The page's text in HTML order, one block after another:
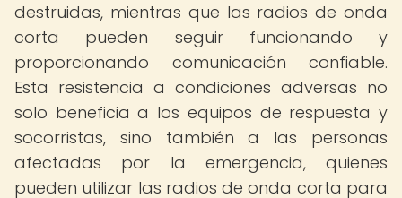
destruidas, mientras que las radios de onda
corta pueden seguir funcionando y
proporcionando comunicación confiable.
Esta resistencia a condiciones adversas no
solo beneficia a los equipos de respuesta y
socorristas, sino también a las personas
afectadas por la emergencia, quienes
pueden utilizar las radios de onda corta para